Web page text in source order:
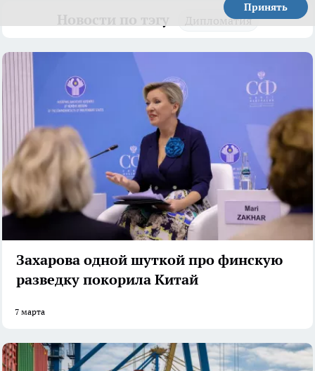
Принять
Дипломатия
Захарова одной шуткой про финскую
разведку покорила Китай
7 марта